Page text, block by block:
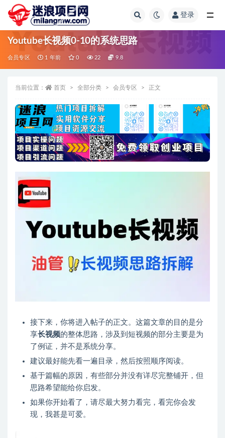
登录
Youtube长视频0-10的系统思路
会员专区 1 年前 0 22 9.8
当前位置： 首页 全部分类 会员专区 正文
接下来，你将进入帖子的正文。这篇文章的目的是分
享长视频的整体思路，涉及到短视频的部分主要是为
了例证，并不是系统分享。​
建议最好能先看一遍目录，然后按照顺序阅读。
基于篇幅的原因，有些部分并没有详尽完整铺开，但
思路希望能给你启发。​
如果你开始看了，请尽最大努力看完，看完你会发
现，我甚是可爱。​
全部